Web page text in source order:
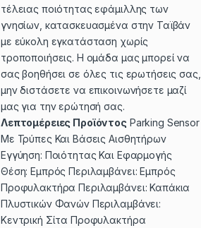
τέλειας ποιότητας εφάμιλλης των
γνησίων, κατασκευασμένα στην Ταϊβάν
με εύκολη εγκατάσταση χωρίς
τροποποιήσεις. Η ομάδα μας μπορεί να
σας βοηθήσει σε όλες τις ερωτήσεις σας,
μην διστάσετε να επικοινωνήσετε μαζί
μας για την ερώτησή σας.
Λεπτομέρειες ΠροϊόντοςParking Sensor
Με Τρύπες Και Βάσεις Αισθητήρων
Εγγύηση: Ποιότητας Και Εφαρμογής
Θέση: Εμπρός Περιλαμβάνει: Εμπρός
Προφυλακτήρα Περιλαμβάνει: Καπάκια
Πλυστικών Φανών Περιλαμβάνει:
Κεντρική Σίτα Προφυλακτήρα